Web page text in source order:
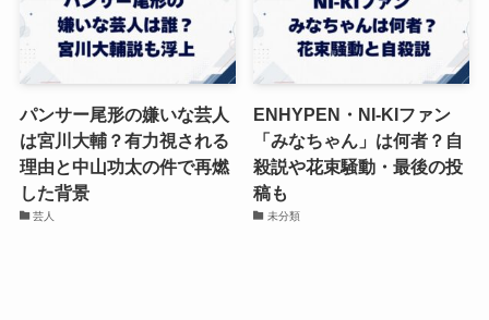
パンサー尾形の嫌いな芸人
は宮川大輔？有力視される
理由と中山功太の件で再燃
した背景
芸人
ENHYPEN・NI-KIファン
「みなちゃん」は何者？自
殺説や花束騒動・最後の投
稿も
未分類